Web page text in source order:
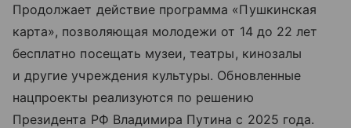
Продолжает действие программа «Пушкинская
карта», позволяющая молодежи от 14 до 22 лет
бесплатно посещать музеи, театры, кинозалы
и другие учреждения культуры. Обновленные
нацпроекты реализуются по решению
Президента РФ Владимира Путина с 2025 года.